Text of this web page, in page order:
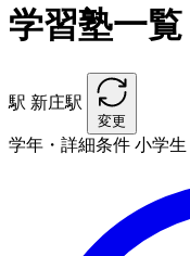
学習塾一覧
駅 新庄駅
変更
学年・詳細条件 小学生